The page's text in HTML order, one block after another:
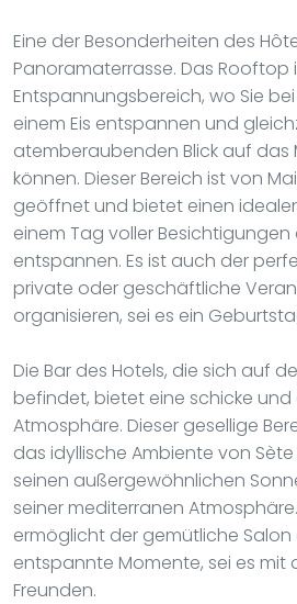
Eine der Besonderheiten des
Panoramaterrasse. Das Rooftop
Entspannungsbereich, wo Sie
einem Eis entspannen und
atemberaubenden Blick auf das
können. Dieser Bereich ist von
geöffnet und bietet einen
einem Tag voller Besichtigungen
entspannen. Es ist auch der
private oder geschäftliche
organisieren, sei es ein
Die Bar des Hotels, die sich auf
befindet, bietet eine schicke
Atmosphäre. Dieser gesellige
das idyllische Ambiente von
seinen außergewöhnlichen
seiner mediterranen
ermöglicht der gemütliche Salon
entspannte Momente, sei es mit
Freunden.